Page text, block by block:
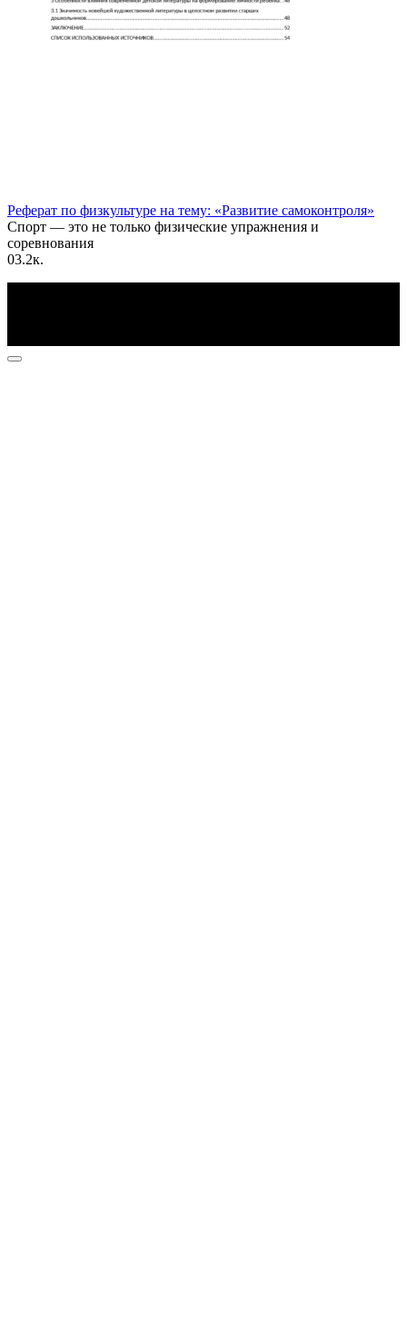
Реферат по физкультуре на тему: «Развитие самоконтроля»
Спорт — это не только физические упражнения и
соревнования
03.2к.